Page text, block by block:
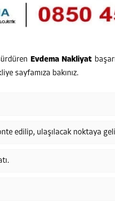
Evdema Nakliyat
sayfamıza bakınız.
edilip, ulaşılacak noktaya